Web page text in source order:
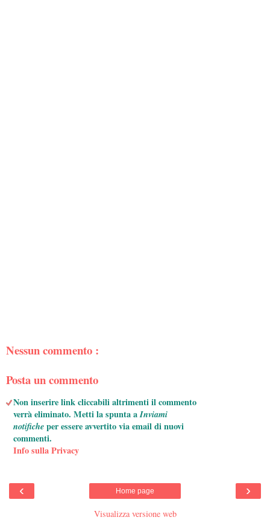
Nessun commento :
Posta un commento
Non inserire link cliccabili altrimenti il commento
verrà eliminato. Metti la spunta aInviami
notificheper essere avvertito via email di nuovi
commenti.
Info sulla Privacy
‹ ›
Home page
Visualizza versione web